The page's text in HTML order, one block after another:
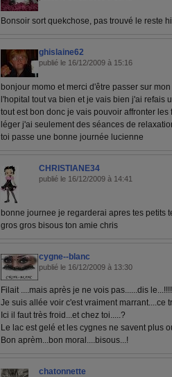
Bonsoir sort quekchose, pas trouvé le reste
ghislaine62
publié le 16/12/2009 à 15:16
bonjour momo et merci d'être passer sur
l'hopital tout va bien et je vais bien j'ai refais
tout est bon donc je vais pouvoir affronter
léger j'ai seulement des séances de
toi passe une bonne journée lucienne
CHRISTIANE34
publié le 16/12/2009 à 14:41
bonne journee je regarderai apres tes petits
gros gros bisous ton amie chris
cygne--blanc
publié le 16/12/2009 à 13:30
Filait ....mais après je ne vois pas......dis
Je suis allée voir c'est vraiment marrant....ce
Ici il faut très froid...et chez toi.....?
Le lac est gelé et les cygnes ne savent plus
Bon aprèm...bon moral....bisous...!
chatonnette